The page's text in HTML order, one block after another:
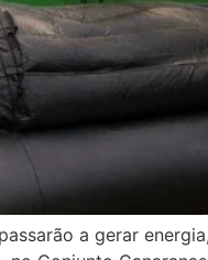
a gerar